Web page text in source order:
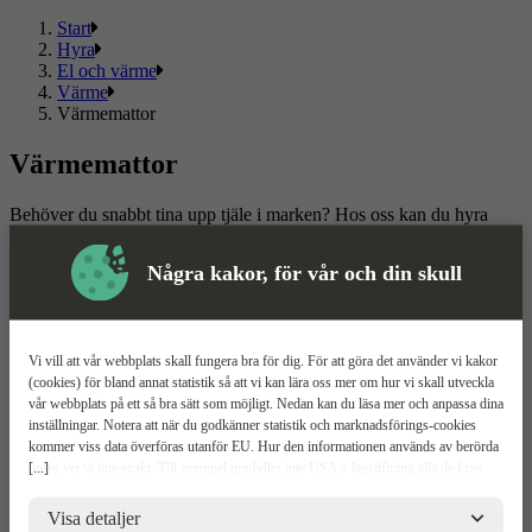
Några kakor, för vår och din skull
[...]
Vi vill att vår webbplats skall fungera bra för dig. För att göra det använder vi kakor
(cookies) för bland annat statistik så att vi kan lära oss mer om hur vi skall utveckla
vår webbplats på ett så bra sätt som möjligt. Nedan kan du läsa mer och anpassa dina
inställningar. Notera att när du godkänner statistik och marknadsförings-cookies
kommer viss data överföras utanför EU. Hur den informationen används av berörda
bolag vet vi inte exakt. Till exempel uppfyller inte USA:s lagstiftning alla de krav
risker för dina personuppgifter. De berörda bolagen måste lämna över uppgifter till
Visa detaljer
Start
Hyra
El och värme
Värme
Värmemattor
Värmemattor
Behöver du snabbt tina upp tjäle i marken? Hos oss kan du hyra
flexibla uthyrningslösningar – hyr för en fast period eller välj ett
avtal med öppen hyrestid för projekt som kan dra ut på tiden.
Registrera ett konto och beställ din tjältiningsmatta redan idag!
Om ToolPal
Om oss
5 enkla steg
Boka demo